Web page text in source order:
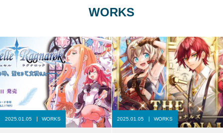
WORKS
2025.01.05 WORKS 2025.01.05 WORKS